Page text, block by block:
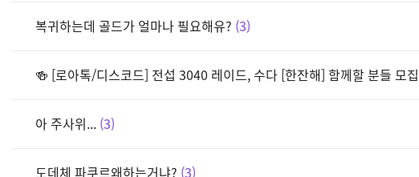
복귀하는데 골드가 얼마나 필요해유? 3
🍻 [로아톡/디스코드] 전섭 3040 레이드, 수다 [한잔해] 함께할 분들 모
아 주사위... 3
도데체 파쿠르왜하는거냐? 3